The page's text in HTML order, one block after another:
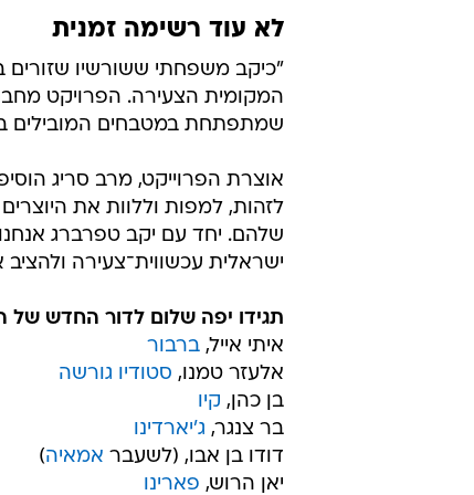
הדור הבא. היוצרים של הקולינריה
לא עוד רשימה זמנית
"כיקב משפחתי ששורשיו שזורים
המקומית הצעירה. הפרויקט
שמתפתחת במטבחים המובילים
אוצרת הפרוייקט, מרב סריג
לזהות, למפות וללוות את
שלהם. יחד עם יקב טפרברג